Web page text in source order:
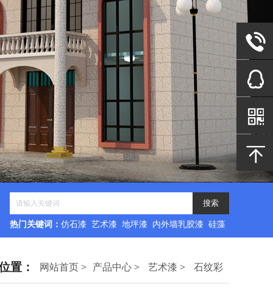
热门关键词： 仿石漆 艺术漆 地坪漆 内外墙乳胶漆 硅藻
置： 网站首页 > 产品中心 > 艺术漆 > 石纹彩